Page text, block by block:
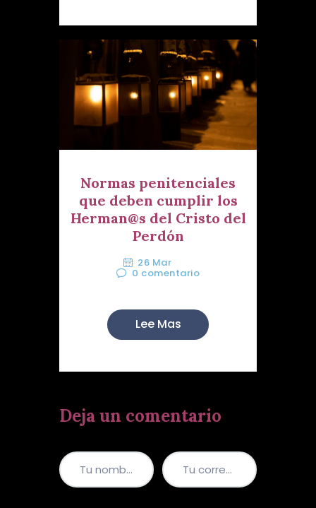
Normas penitenciales
que deben cumplir los
Herman@s del Cristo del
Perdón
26 Mar
0 comentario
Lee Mas
Deja un comentario